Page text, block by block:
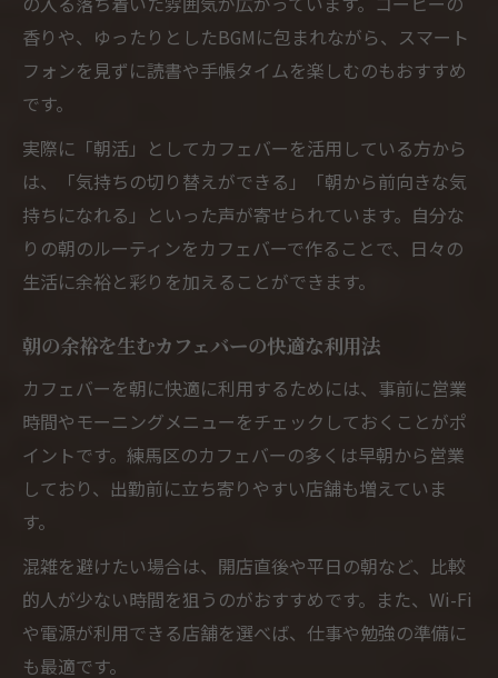
香りや、ゆったりとしたBGMに包まれながら、スマート
フォンを見ずに読書や手帳タイムを楽しむのもおすすめ
です。
実際に「朝活」としてカフェバーを活用している方から
は、「気持ちの切り替えができる」「朝から前向きな気
持ちになれる」といった声が寄せられています。自分な
りの朝のルーティンをカフェバーで作ることで、日々の
生活に余裕と彩りを加えることができます。
朝の余裕を生むカフェバーの快適な利用法
カフェバーを朝に快適に利用するためには、事前に営業
時間やモーニングメニューをチェックしておくことがポ
イントです。練馬区のカフェバーの多くは早朝から営業
しており、出勤前に立ち寄りやすい店舗も増えていま
す。
混雑を避けたい場合は、開店直後や平日の朝など、比較
的人が少ない時間を狙うのがおすすめです。また、Wi-Fi
や電源が利用できる店舗を選べば、仕事や勉強の準備に
も最適です。